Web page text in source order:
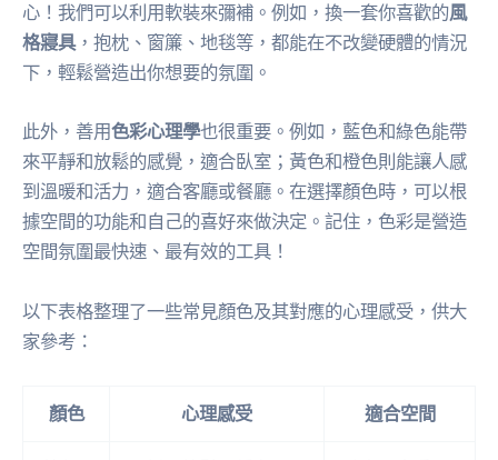
心！我們可以利用軟裝來彌補。例如，換一套你喜歡的風
格寢具，抱枕、窗簾、地毯等，都能在不改變硬體的情況
下，輕鬆營造出你想要的氛圍。
此外，善用色彩心理學也很重要。例如，藍色和綠色能帶
來平靜和放鬆的感覺，適合臥室；黃色和橙色則能讓人感
到溫暖和活力，適合客廳或餐廳。在選擇顏色時，可以根
據空間的功能和自己的喜好來做決定。記住，色彩是營造
空間氛圍最快速、最有效的工具！
以下表格整理了一些常見顏色及其對應的心理感受，供大
家參考：
顏色 心理感受 適合空間